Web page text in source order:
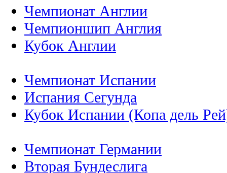
Чемпионат Англии
Чемпионшип Англия
Кубок Англии
Чемпионат Испании
Испания Сегунда
Кубок Испании (Копа дель
Чемпионат Германии
Вторая Бундеслига